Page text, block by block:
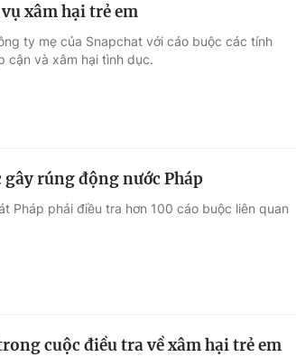
Tuyển sinh
Học trực tuyến
xâm hại trẻ em
ty mẹ của Snapchat với cáo buộc các tính
cận và xâm hại tình dục.
rúng động nước Pháp
Pháp phải điều tra hơn 100 cáo buộc liên quan
cuộc điều tra về xâm hại trẻ em